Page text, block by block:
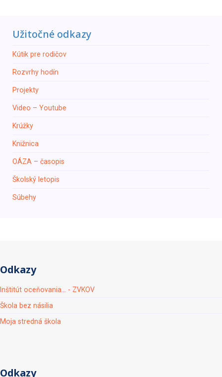
Užitočné odkazy
Кútik pre rodičov
Rozvrhy hodín
Projekty
Video – Youtube
Krúžky
Knižnica
ОÁZA – časopis
Školský letopis
Súbehy
Odkazy
Inštitút oceňovania... - ZVKOV
Škola bez násilia
Moja stredná škola
Odkazy